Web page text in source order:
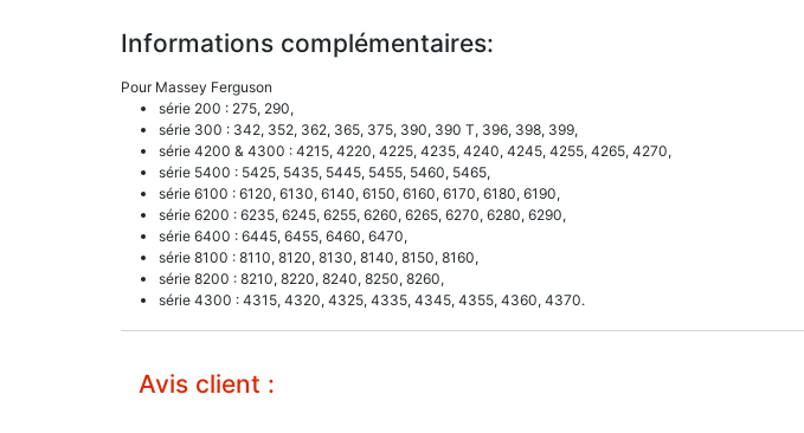
Informations complémentaires:
Pour Massey Ferguson
série 200 : 275, 290,
série 300 : 342, 352, 362, 365, 375, 390, 390 T, 396, 398, 399,
série 4200 & 4300 : 4215, 4220, 4225, 4235, 4240, 4245, 4255, 4265, 4270,
série 5400 : 5425, 5435, 5445, 5455, 5460, 5465,
série 6100 : 6120, 6130, 6140, 6150, 6160, 6170, 6180, 6190,
série 6200 : 6235, 6245, 6255, 6260, 6265, 6270, 6280, 6290,
série 6400 : 6445, 6455, 6460, 6470,
série 8100 : 8110, 8120, 8130, 8140, 8150, 8160,
série 8200 : 8210, 8220, 8240, 8250, 8260,
série 4300 : 4315, 4320, 4325, 4335, 4345, 4355, 4360, 4370.
Avis client :